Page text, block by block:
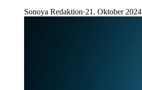
Sonoya Redaktion·21. Oktober 2024